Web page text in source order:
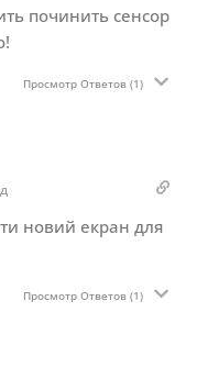
починить сенсор
Просмотр Ответов(1)
новий екран для
Просмотр Ответов(1)